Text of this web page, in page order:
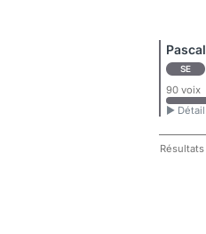
Pascal
SE
90 voix
►